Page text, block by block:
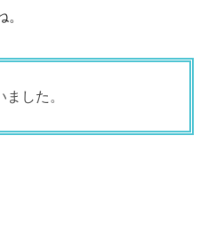
ました。